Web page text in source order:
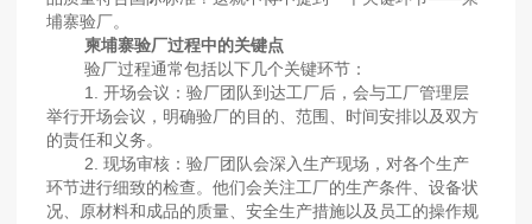
埔寨验厂。
柬埔寨验厂过程中的关键点
验厂过程通常包括以下几个关键环节：
1. 开场会议：验厂团队到达工厂后，会与工厂管理层
举行开场会议，明确验厂的目的、范围、时间安排以及双方
的责任和义务。
2. 现场审核：验厂团队会深入生产现场，对各个生产
环节进行细致的检查。他们会关注工厂的生产条件、设备状
况、原材料和成品的质量、安全生产措施以及员工的操作规